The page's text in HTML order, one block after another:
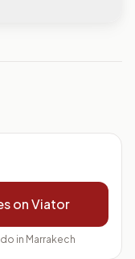
veste
on Viator
in Marrakech